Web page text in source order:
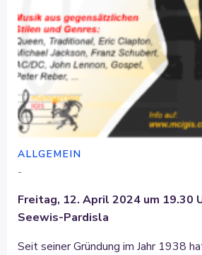
ALLGEMEIN
-
Freitag, 12. April 2024 um 19.30
Seewis-Pardisla
Seit seiner Gründung im Jahr 1938